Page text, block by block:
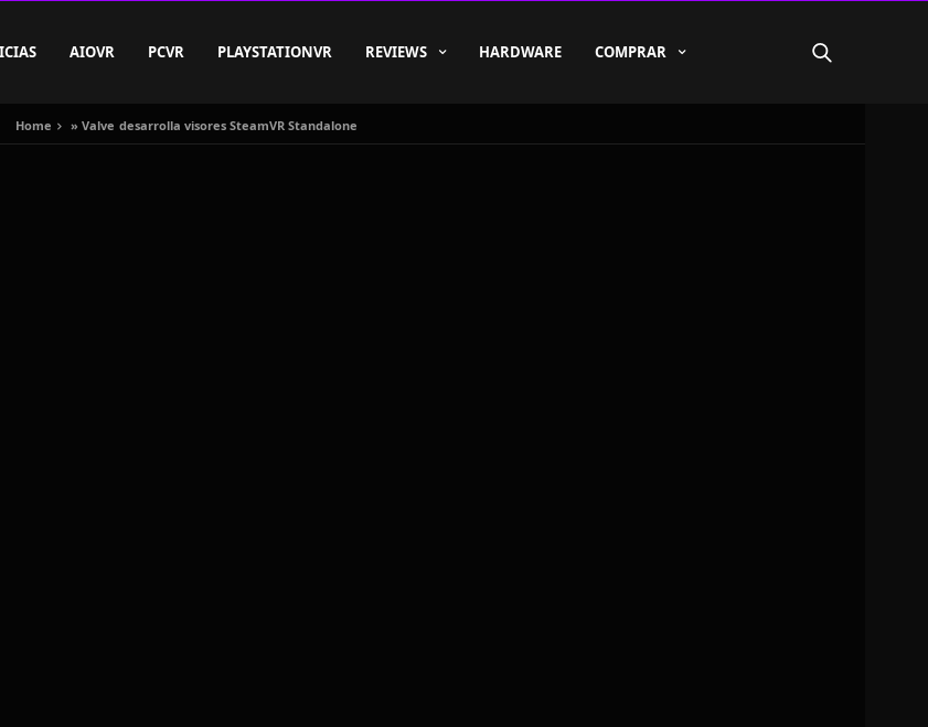
AIOVR PCVR PLAYSTATIONVR REVIEWS HARDWARE COMPRAR
Home »Valve desarrolla visores SteamVR Standalone